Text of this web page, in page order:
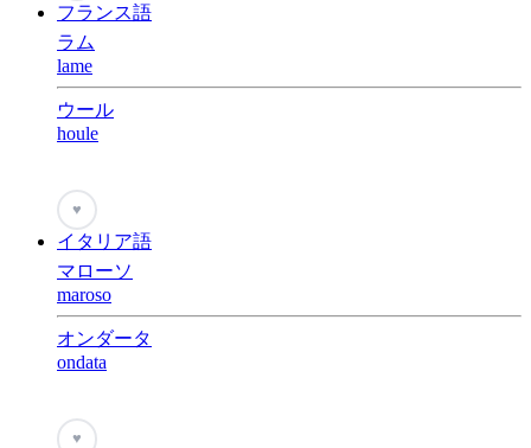
フランス語
ラム
lame
ウール
houle
♥
イタリア語
マローソ
maroso
オンダータ
ondata
♥